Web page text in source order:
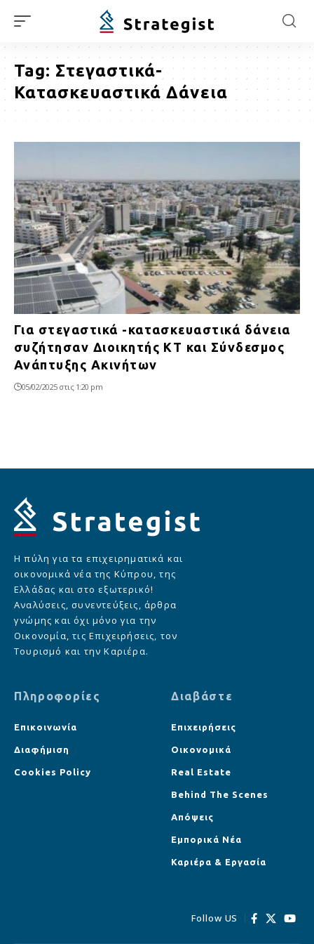
Tag: Στεγαστικά-
Κατασκευαστικά Δάνεια
Για στεγαστικά -κατασκευαστικά δάνεια
συζήτησαν Διοικητής ΚΤ και Σύνδεσμος
Ανάπτυξης Ακινήτων
05/02/2025 στις 1:20 pm
Η πύλη για τα επιχειρηματικά και
οικονομικά νέα της Κύπρου, της
Ελλάδας και στο εξωτερικό!
Αναλύσεις, συνεντεύξεις, άρθρα
γνώμης και όχι μόνο για την
Οικονομία, τις Επιχειρήσεις, τον
Τουρισμό και την Καριέρα.
Πληροφορίες
Επικοινωνία
Διαφήμιση
Cookies Policy
Διαβάστε
Επιχειρήσεις
Οικονομικά
Real Estate
Behind The Scenes
Απόψεις
Εμπορικά Νέα
Καριέρα & Εργασία
Follow US